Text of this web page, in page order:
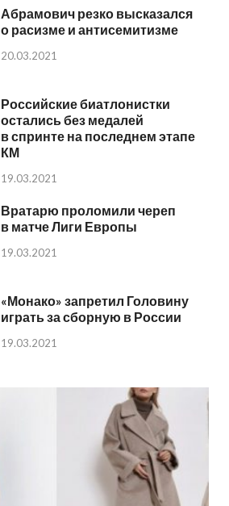
Абрамович резко высказался
о расизме и антисемитизме
20.03.2021
Российские биатлонистки
остались без медалей
в спринте на последнем этапе
КМ
19.03.2021
Вратарю проломили череп
в матче Лиги Европы
19.03.2021
«Монако» запретил Головину
играть за сборную в России
19.03.2021